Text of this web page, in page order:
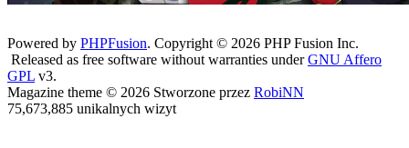
Powered by PHPFusion. Copyright © 2026 PHP Fusion Inc.
Released as free software without warranties underGNU Affero
GPL v3.
Magazine theme © 2026 Stworzone przez RobiNN
75,673,885 unikalnych wizyt